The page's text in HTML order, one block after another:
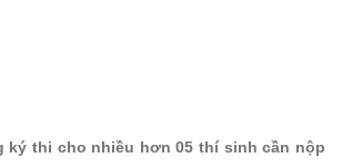
ký thi cho nhiều hơn 05 thí sinh cần nộp